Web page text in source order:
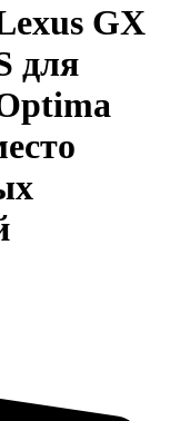
GX
для